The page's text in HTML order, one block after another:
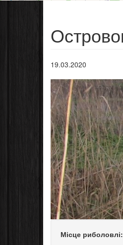
19.03.2020
Місце риболовлі: